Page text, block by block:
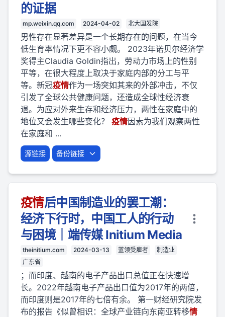
的证据
mp.weixin.qq.com 2024-04-02 北大国发院
男性存在显著差异是一个长期存在的问题，在当今
低生育率情况下更不容小觑。 2023年诺贝尔经济学
奖得主Claudia Goldin指出，劳动力市场上的性别
平等，在很大程度上取决于家庭内部的分工与平
等。新冠疫情作为一场突如其来的外部冲击，不仅
引发了全球公共健康问题，还造成全球性经济衰
退。为应对外来生存和经济压力，两性在家庭中的
地位又会发生哪些变化？ 疫情因素为我们观察两性
在家庭和 ...
源链接 备份链接
疫情后中国制造业的罢工潮：
经济下行时，中国工人的行动
与困境｜端传媒 Initium Media
theinitium.com 2024-03-13 蓝领受雇者
制造业
广东省
；而印度、越南的电子产品出口总值正在快速增
长。2022年越南电子产品出口值为2017年的两倍，
而印度则是2017年的七倍有余。 第一财经研究院发
布的报告《似曾相识：全球产业链向东南亚转移情